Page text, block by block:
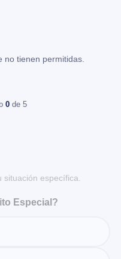
no tienen permitidas.
0 de 5
específica.
Especial?